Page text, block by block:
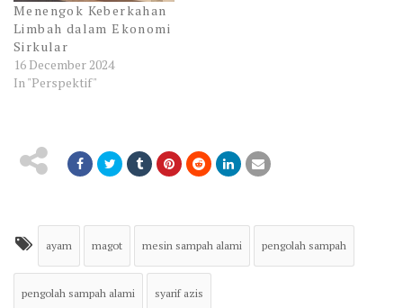
Menengok Keberkahan
Limbah dalam Ekonomi
Sirkular
16 December 2024
In "Perspektif"
ayam magot mesin sampah alami pengolah sampah
pengolah sampah alami syarif azis